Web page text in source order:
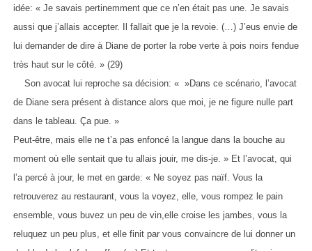
idée: « Je savais pertinemment que ce n’en était pas une. Je savais
aussi que j’allais accepter. Il fallait que je la revoie. (…) J’eus envie de
lui demander de dire à Diane de porter la robe verte à pois noirs fendue
très haut sur le côté. » (29)
Son avocat lui reproche sa décision: « »Dans ce scénario, l’avocat
de Diane sera présent à distance alors que moi, je ne figure nulle part
dans le tableau. Ça pue. »
Peut-être, mais elle ne t’a pas enfoncé la langue dans la bouche au
moment où elle sentait que tu allais jouir, me dis-je. » Et l’avocat, qui
l’a percé à jour, le met en garde: « Ne soyez pas naïf. Vous la
retrouverez au restaurant, vous la voyez, elle, vous rompez le pain
ensemble, vous buvez un peu de vin,elle croise les jambes, vous la
reluquez un peu plus, et elle finit par vous convaincre de lui donner un